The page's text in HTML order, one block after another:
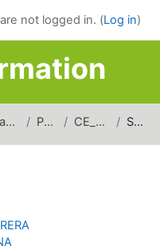
not logged in. (Log in)
Ciencias de la Educación Pedagogía CE_PPUEF_2023 Summary